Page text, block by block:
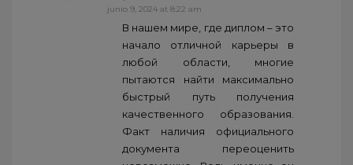
junio 9, 2024 at 8:22 am
В нашем мире, где диплом – это
начало отличной карьеры в
любой области, многие
пытаются найти максимально
быстрый путь получения
качественного образования.
Факт наличия официального
документа переоценить